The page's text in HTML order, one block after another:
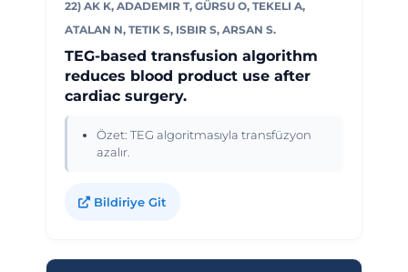
22) AK K, ADADEMIR T, GÜRSU O, TEKELI A,
ATALAN N, TETIK S, ISBIR S, ARSAN S.
TEG-based transfusion algorithm
reduces blood product use after
cardiac surgery.
Özet: TEG algoritmasıyla transfüzyon
azalır.
Bildiriye Git